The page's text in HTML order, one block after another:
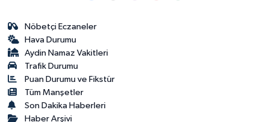
Nöbetçi Eczaneler
Hava Durumu
Aydin Namaz Vakitleri
Trafik Durumu
Puan Durumu ve Fikstür
Tüm Manşetler
Son Dakika Haberleri
Haber Arşivi